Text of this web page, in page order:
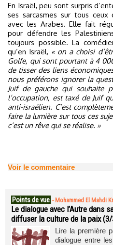
En Israël, peu sont surpris
ses sarcasmes sur tous
avec les Arabes. Elle fait
pour défendre les
toujours possible. La
qu’en Israël, « on a choisi
Golfe, qui sont pourtant à 4
de tisser des liens
nous préférons ignorer la
Juif de gauche qui souhaite
l’occupation, est taxé de Juif
anti-israélien. C’est
faire la lumière sur tous ces
c’est un rêve qui se réalise. »
Voir le commentaire
Points de vue - Mohammed El Mahdi
Le dialogue avec l’Autre dans
diffuser la culture de la paix
Lire la première
dialogue entre